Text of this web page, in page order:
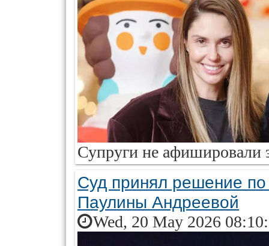
Супруги не
Суд принял решение
Паулины Андреевой
Wed, 20 May 2026